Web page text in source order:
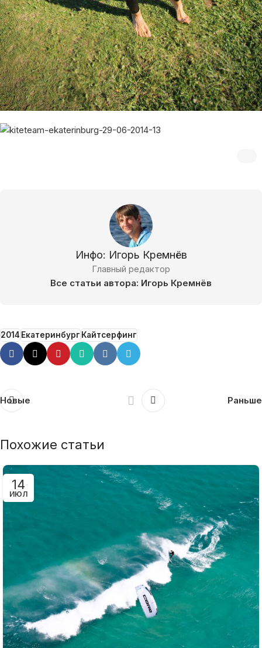
Инфо: Игорь Кремнёв
Главный редактор
Все статьи автора: Игорь Кремнёв
2014ЕкатеринбургКайтсерфинг
Новые Раньше
Похожие статьи
14
ИЮЛ